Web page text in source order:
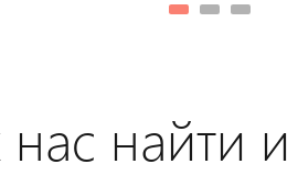
найти и